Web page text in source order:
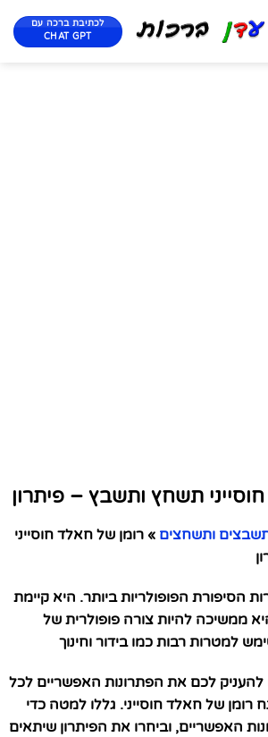
לכתיבת ברכה עם
CHAT GPT
תשחץ ותשבץ – פיתרון
ותשחצים » רומן של חאלד חוסייני
הסיפורת הפופולריות ביותר. היא קיימת
ה-18, והיא ממשיכה להיות צורה פופולרית של
למטרות רבות כמו בידור וחינוך
להעניק לכם את הפתרונות האפשריים לכל
של חאלד חוסייני. גללו למטה כדי
האפשריים, וביחרו את הפיתרון שיתאים